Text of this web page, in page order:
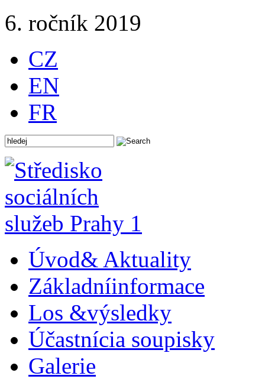
6. ročník 2019
CZ
EN
FR
Úvod& Aktuality
Základníinformace
Los &výsledky
Účastnícia soupisky
Galerie